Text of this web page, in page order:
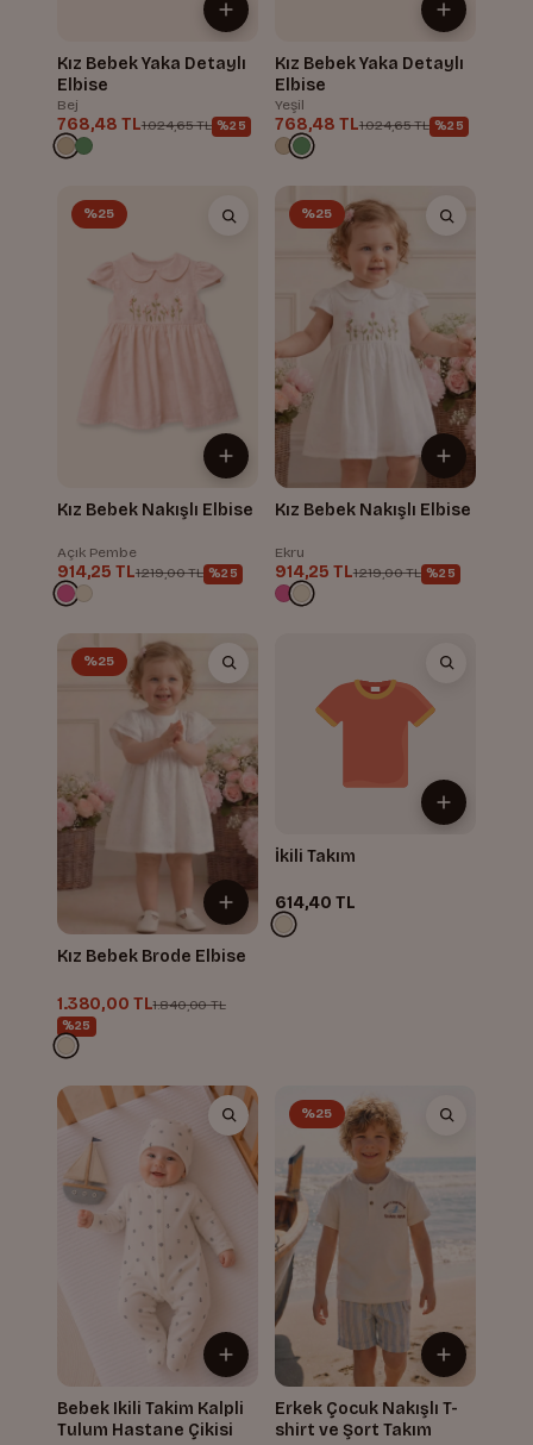
Kız Bebek Yaka Detaylı
Elbise
Bej
768,48 TL1.024,65 TL %25
Kız Bebek Yaka Detaylı
Elbise
Yeşil
768,48 TL1.024,65 TL %25
%25
Kız Bebek Nakışlı Elbise
Açık Pembe
914,25 TL1.219,00 TL %25
%25
Kız Bebek Nakışlı Elbise
Ekru
914,25 TL1.219,00 TL %25
%25
Kız Bebek Brode Elbise
1.380,00 TL1.840,00 TL
%25
İkili Takım
614,40 TL
Bebek Ikili Takim Kalpli
Tulum Hastane Çikisi
%25
Erkek Çocuk Nakışlı T-
shirt ve Şort Takım